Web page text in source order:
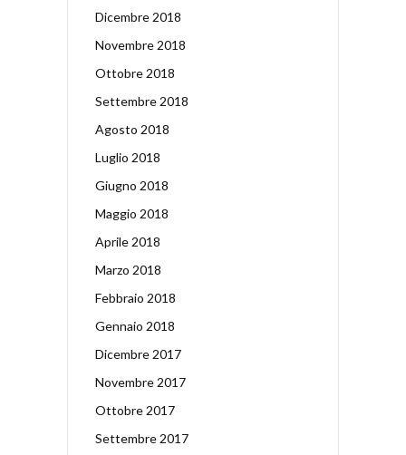
Dicembre 2018
Novembre 2018
Ottobre 2018
Settembre 2018
Agosto 2018
Luglio 2018
Giugno 2018
Maggio 2018
Aprile 2018
Marzo 2018
Febbraio 2018
Gennaio 2018
Dicembre 2017
Novembre 2017
Ottobre 2017
Settembre 2017